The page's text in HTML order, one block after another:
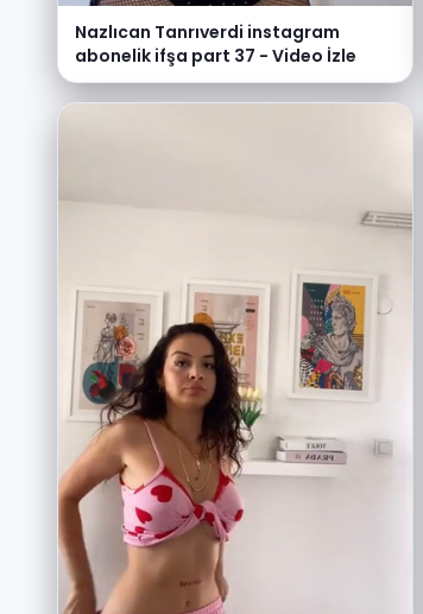
Nazlıcan Tanrıverdi instagram
abonelik ifşa part 37 - Video İzle